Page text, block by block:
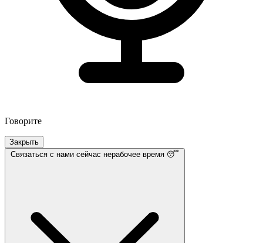
Говорите
Закрыть
Связаться с нами сейчас нерабочее время 😴